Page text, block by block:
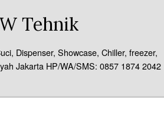
Tehnik
Dispenser, Showcase, Chiller, freezer,
Jakarta HP/WA/SMS: 0857 1874 2042